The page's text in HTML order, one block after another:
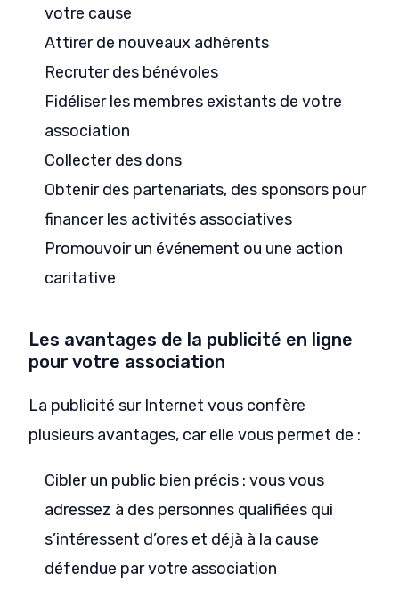
votre cause
Attirer de nouveaux adhérents
Recruter des bénévoles
Fidéliser les membres existants de votre
association
Collecter des dons
Obtenir des partenariats, des sponsors pour
financer les activités associatives
Promouvoir un événement ou une action
caritative
Les avantages de la publicité en ligne
pour votre association
La publicité sur Internet vous confère
plusieurs avantages, car elle vous permet de :
Cibler un public bien précis : vous vous
adressez à des personnes qualifiées qui
s’intéressent d’ores et déjà à la cause
défendue par votre association